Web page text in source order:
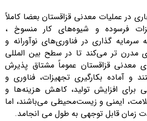
در عملیات معدنی قزاقستان بعضا کاملاً
فرسوده و شیوه‌های کار منسوخ ،
سرمایه گذاری در فناوری‌های نوآورانه و
مدرن تر می‌کند تا در سطح بین المللی
معدنی قزاقستان عموماً مشتاق پذیرش
و آماده بکارگیری تجهیزات، فناوری و
افزایش تولید، کاهش هزینه‌ها و
ایمنی و زیست‌محیطی می‌باشند، اما
زمان قابل توجهی به طول می انجامد.